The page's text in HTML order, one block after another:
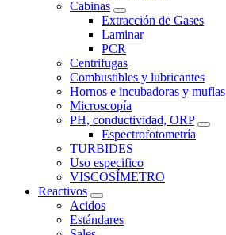
Cabinas
Extracción de Gases
Laminar
PCR
Centrifugas
Combustibles y lubricantes
Hornos e incubadoras y muflas
Microscopía
PH, conductividad, ORP
Espectrofotometría
TURBIDES
Uso especifico
VISCOSÍMETRO
Reactivos
Acidos
Estándares